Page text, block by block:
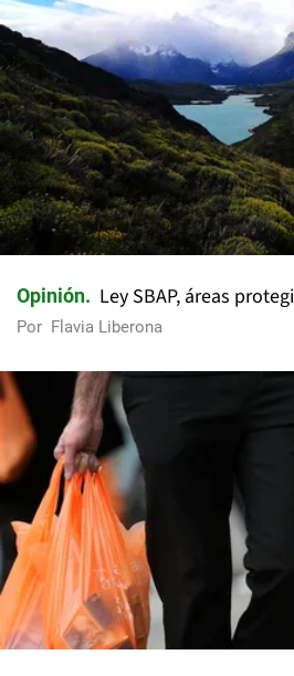
Opinión Ley SBAP, áreas
Por Flavia Liberona